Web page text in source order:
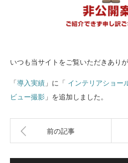
いつも当サイトをご覧いただきあり
「導入実績 」に「 インテリアショー
ビュー撮影 」を追加しました。
前の記事